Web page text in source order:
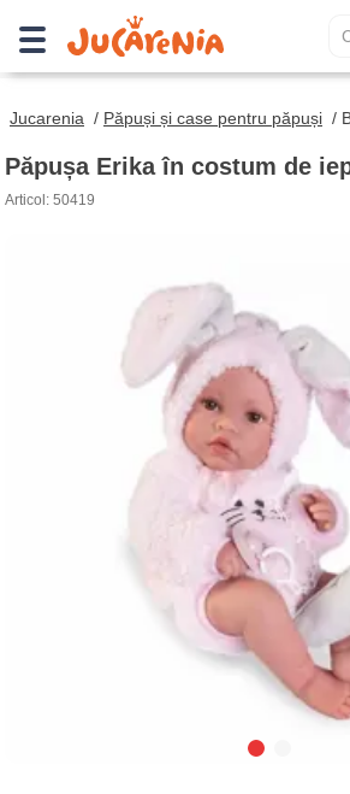
Jucarenia / Păpuși și case pentru păpuși /
Păpușa Erika în costum de
Articol: 50419